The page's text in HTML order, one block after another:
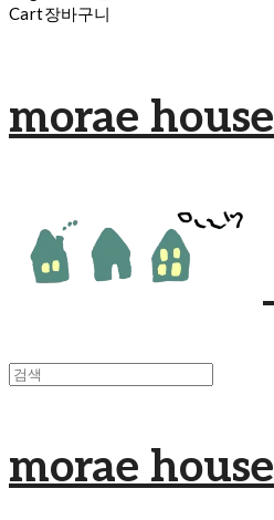
Cart장바구니
morae house
morae house